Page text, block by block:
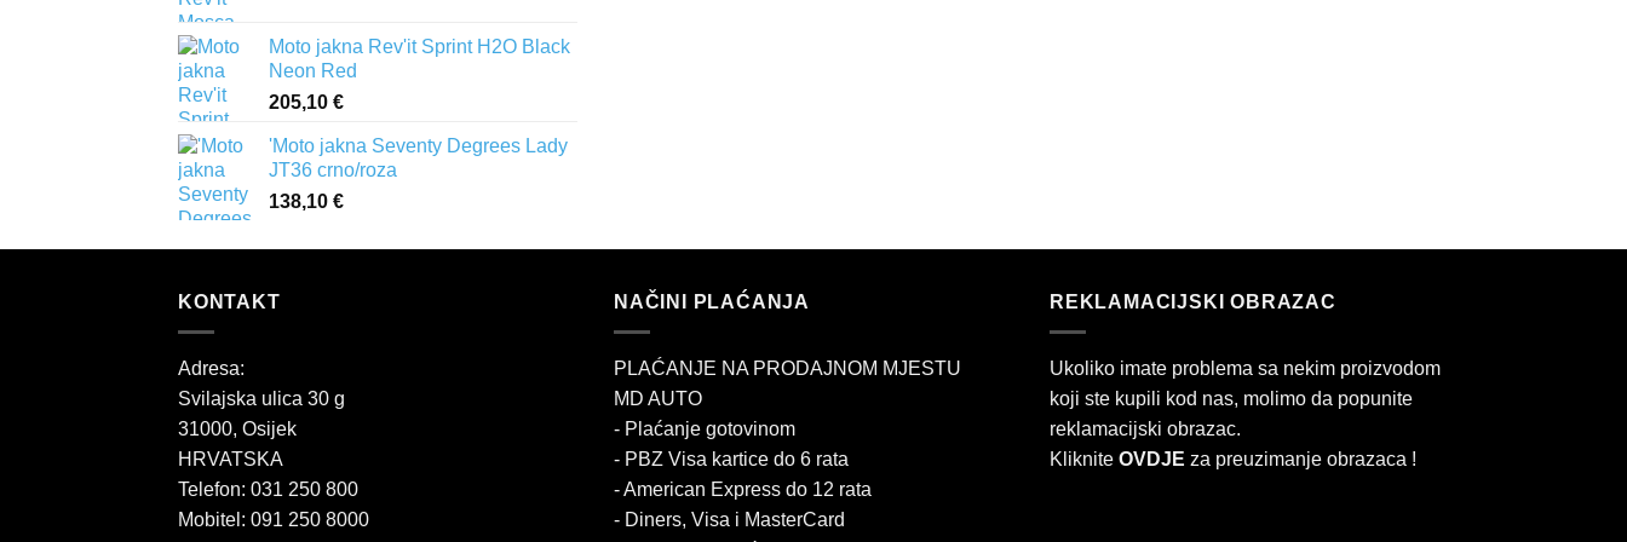
Moto jakna Rev'it Sprint H2O Black
Neon Red
205,10 €
'Moto jakna Seventy Degrees Lady
JT36 crno/roza
138,10 €
KONTAKT
Adresa:
Svilajska ulica 30 g
31000, Osijek
HRVATSKA
Telefon: 031 250 800
Mobitel: 091 250 8000
NAČINI PLAĆANJA
PLAĆANJE NA PRODAJNOM MJESTU
MD AUTO
- Plaćanje gotovinom
- PBZ Visa kartice do 6 rata
- American Express do 12 rata
- Diners, Visa i MasterCard
REKLAMACIJSKI OBRAZAC
Ukoliko imate problema sa nekim proizvodom
koji ste kupili kod nas, molimo da popunite
reklamacijski obrazac.
Kliknite OVDJE za preuzimanje obrazaca !